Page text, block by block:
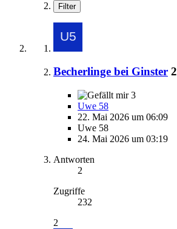
Filter
Becherlinge bei Ginster 2
3
Uwe 58
22. Mai 2026 um 06:09
Uwe 58
24. Mai 2026 um 03:19
Antworten
2
Zugriffe
232
2